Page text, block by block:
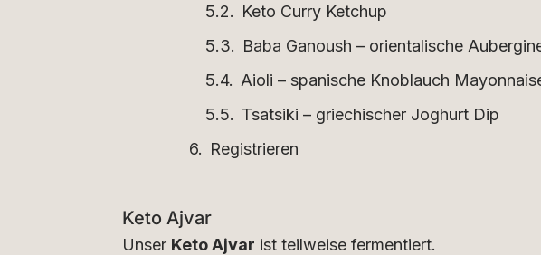
Keto Curry Ketchup
Baba Ganoush – orientalische
Aioli – spanische Knoblauch
Tsatsiki – griechischer Joghurt Dip
Registrieren
Keto Ajvar
Unser Keto Ajvar ist teilweise fermentiert.